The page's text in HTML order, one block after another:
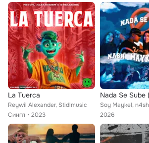
La Tuerca
Reywil Alexander, Stidlmusic
Сингл
2023
2026